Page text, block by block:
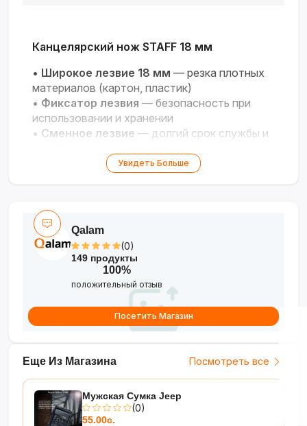
Канцелярский нож STAFF 18 мм
• Широкое лезвие 18 мм — резка плотных
материалов (картон, пластик)
• Фиксатор лезвия — безопасность при
использовании и хранении
• Сменное лезвие — долгий срок службы и
Эргономичный корпус— удобство для
Увидеть Больше
Еще Из Магазина Посмотреть все
Мужская Сумка Jeep
(0)
55.00с.
Qalam
(0)
149 продукты
100%
положительный отзыв
Посетить Магазин